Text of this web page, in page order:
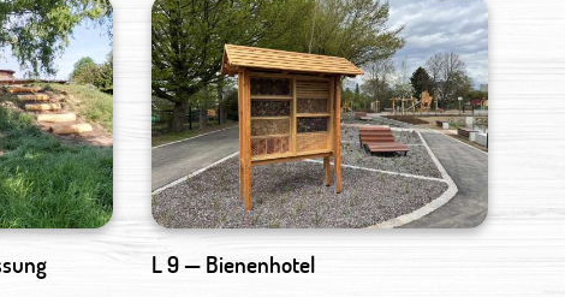
L 9 — Bienenhotel